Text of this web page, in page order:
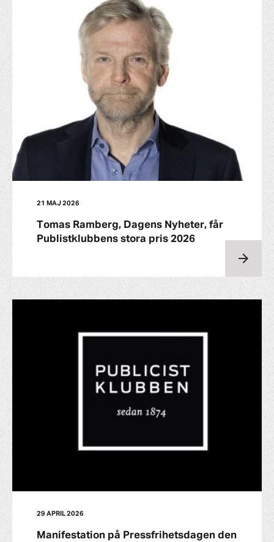
21 MAJ 2026
Tomas Ramberg, Dagens Nyheter, får
Publistklubbens stora pris 2026
29 APRIL 2026
Manifestation på Pressfrihetsdagen den